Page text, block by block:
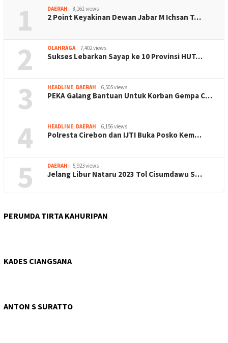
1 DAERAH 8,161 views
2 Point Keyakinan Dewan Jabar M Ichsan T…
2 OLAHRAGA 7,402 views
Sukses Lebarkan Sayap ke 10 Provinsi HUT…
3 HEADLINE, DAERAH 6,505 views
PEKA Galang Bantuan Untuk Korban Gempa C…
4 HEADLINE, DAERAH 6,156 views
Polresta Cirebon dan IJTI Buka Posko Kem…
5 DAERAH 5,923 views
Jelang Libur Nataru 2023 Tol Cisumdawu S…
PERUMDA TIRTA KAHURIPAN
KADES CIANGSANA
ANTON S SURATTO